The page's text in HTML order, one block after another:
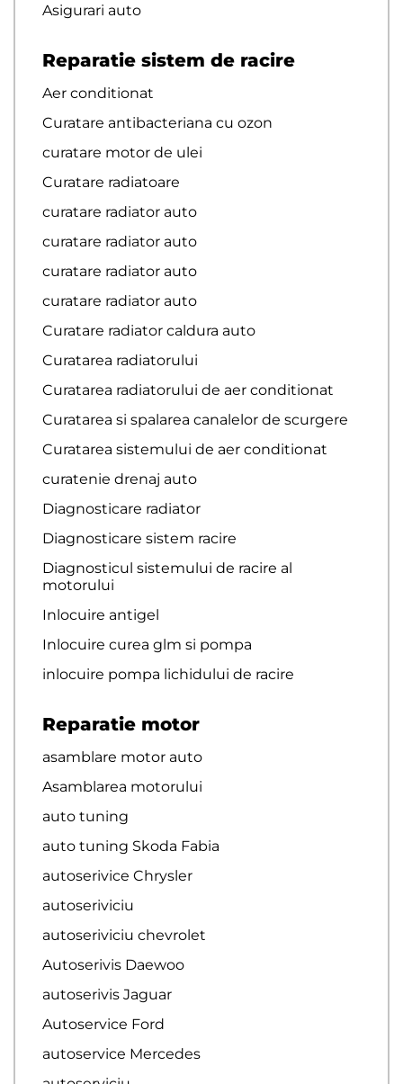
Asigurari auto
Reparatie sistem de racire
Aer conditionat
Curatare antibacteriana cu ozon
curatare motor de ulei
Curatare radiatoare
curatare radiator auto
curatare radiator auto
curatare radiator auto
curatare radiator auto
Curatare radiator caldura auto
Curatarea radiatorului
Curatarea radiatorului de aer conditionat
Curatarea si spalarea canalelor de scurgere
Curatarea sistemului de aer conditionat
curatenie drenaj auto
Diagnosticare radiator
Diagnosticare sistem racire
Diagnosticul sistemului de racire al
motorului
Inlocuire antigel
Inlocuire curea glm si pompa
inlocuire pompa lichidului de racire
Reparatie motor
asamblare motor auto
Asamblarea motorului
auto tuning
auto tuning Skoda Fabia
autoserivice Chrysler
autoseriviciu
autoseriviciu chevrolet
Autoserivis Daewoo
autoserivis Jaguar
Autoservice Ford
autoservice Mercedes